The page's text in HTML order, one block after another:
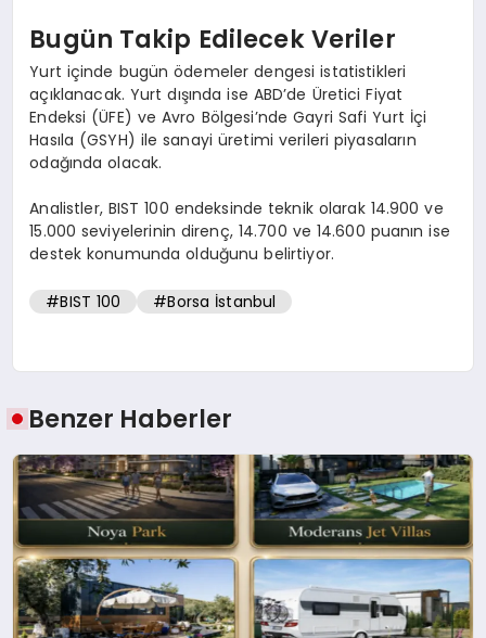
Bugün Takip Edilecek Veriler
Yurt içinde bugün ödemeler dengesi istatistikleri
açıklanacak. Yurt dışında ise ABD’de Üretici Fiyat
Endeksi (ÜFE) ve Avro Bölgesi’nde Gayri Safi Yurt İçi
Hasıla (GSYH) ile sanayi üretimi verileri piyasaların
odağında olacak.
Analistler, BIST 100 endeksinde teknik olarak 14.900 ve
15.000 seviyelerinin direnç, 14.700 ve 14.600 puanın ise
destek konumunda olduğunu belirtiyor.
#BIST 100 #Borsa İstanbul
Benzer Haberler